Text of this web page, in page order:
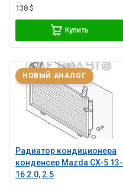
138 $
Купить
Радиатор кондиционера
конденсер Mazda CX-5 13-
16 2.0, 2.5
НОВЫЙ АНАЛОГ